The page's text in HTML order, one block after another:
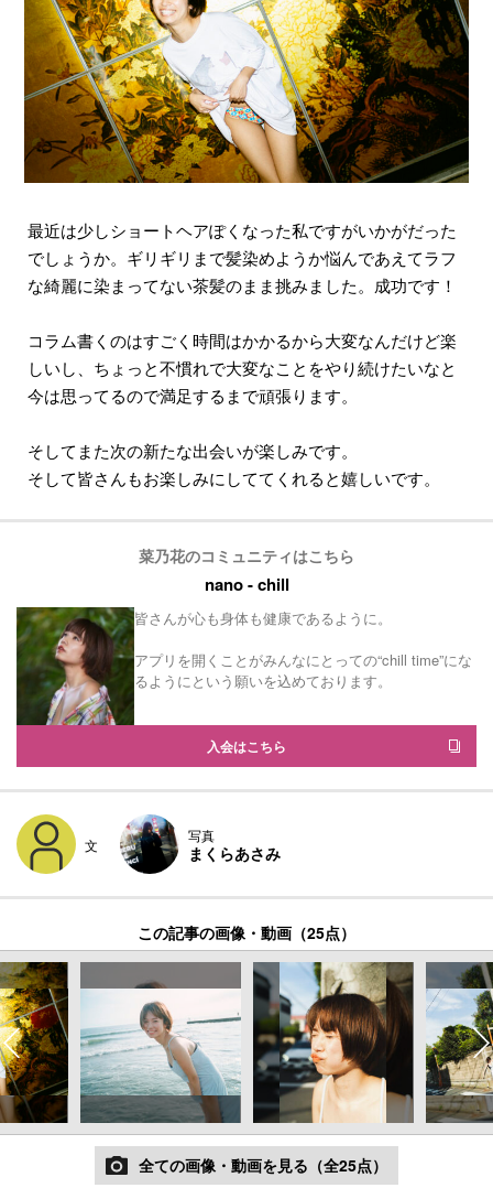
最近は少しショートヘアぽくなった私ですがいかがだった
でしょうか。ギリギリまで髪染めようか悩んであえてラフ
な綺麗に染まってない茶髪のまま挑みました。成功です！
コラム書くのはすごく時間はかかるから大変なんだけど楽
しいし、ちょっと不慣れで大変なことをやり続けたいなと
今は思ってるので満足するまで頑張ります。
そしてまた次の新たな出会いが楽しみです。
そして皆さんもお楽しみにしててくれると嬉しいです。
菜乃花のコミュニティはこちら
nano - chill
皆さんが心も身体も健康であるように。
アプリを開くことがみんなにとっての“chill time”にな
るようにという願いを込めております。
入会はこちら
文
写真
まくらあさみ
この記事の画像・動画（25点）
全ての画像・動画を見る（全25点）